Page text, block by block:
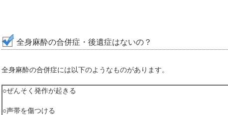
全身麻酔の合併症・後遺症はないの？
全身麻酔の合併症には以下のようなものがあります。
○ぜんそく発作が起きる
○声帯を傷つける